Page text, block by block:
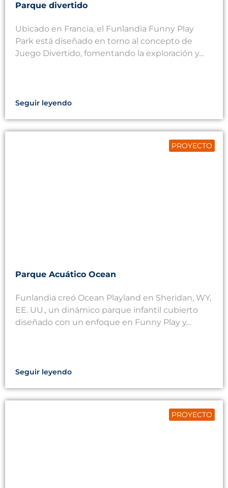
Parque divertido
Ubicado en Francia, el Funlandia Funny Play
Park está diseñado en torno al concepto de
Juego Divertido, fomentando la exploración y...
Seguir leyendo
Parque Acuático Ocean
Funlandia creó Ocean Playland en Sheridan, WY,
EE. UU., un dinámico parque infantil cubierto
diseñado con un enfoque en Funny Play y...
Seguir leyendo
PROYECTO
PROYECTO